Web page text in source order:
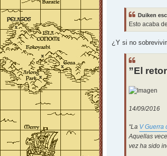
Duiken
Esto acaba
¿Y si no
”El
14/09/2016
“La V Guerra
Aquellas
vez ha sido